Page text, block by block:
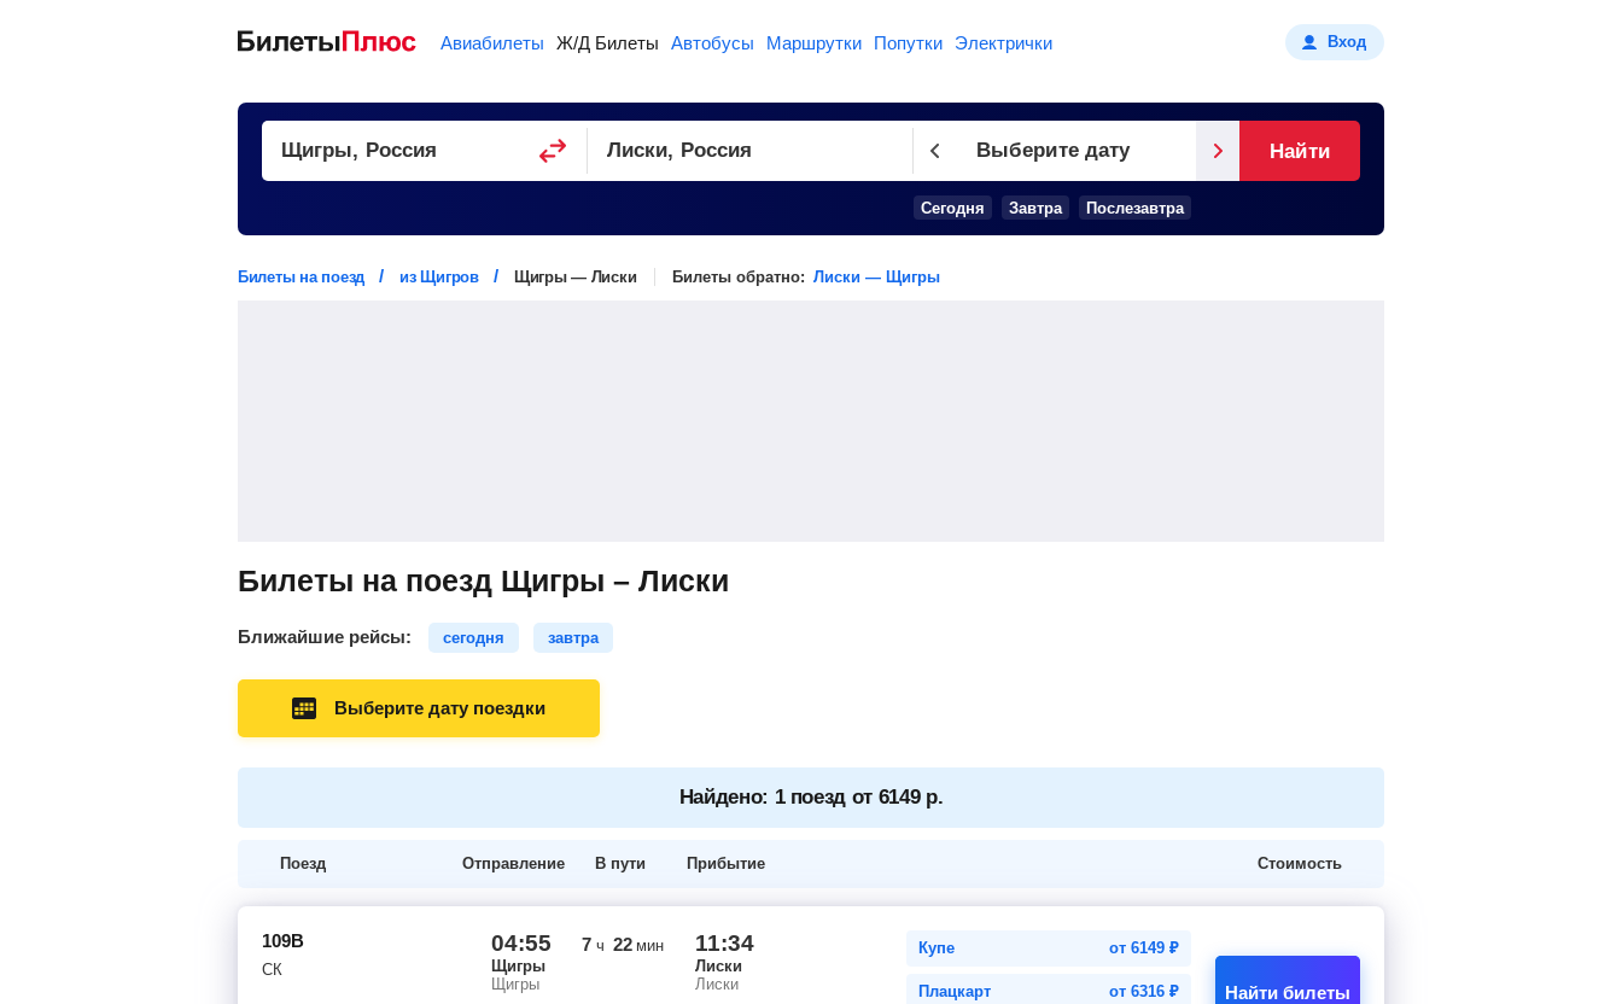
Авиабилеты Ж/Д Билеты Автобусы Маршрутки Попутки Электрички Вход
Выберите дату
Сегодня Завтра Послезавтра
Найти
Билеты на поезд из Щигров Щигры — Лиски Билеты обратно: Лиски — Щигры
Билеты на поезд Щигры – Лиски
Ближайшие рейсы: сегодня завтра
Выберите дату поездки
Найдено: 1 поезд от 6149 р.
Поезд Отправление В пути Прибытие Стоимость
109В
СК
04:55 7 ч22мин
Щигры
Щигры
11:34
Лиски
Лиски
Купе от 6149 ₽
Плацкарт от 6316 ₽ Найти билеты